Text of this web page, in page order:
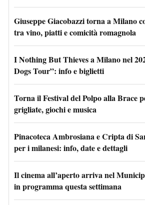
Giuseppe Giacobazzi torna a Milano
tra vino, piatti e comicità romagnola
I Nothing But Thieves a Milano nel
Dogs Tour”: info e biglietti
Torna il Festival del Polpo alla Brace
grigliate, giochi e musica
Pinacoteca Ambrosiana e Cripta di
per i milanesi: info, date e dettagli
Il cinema all’aperto arriva nel
in programma questa settimana